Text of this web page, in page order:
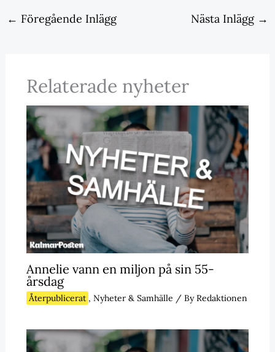
← Föregående Inlägg Nästa Inlägg →
Relaterade nyheter
Annelie vann en miljon på sin 55-
årsdag
Återpublicerat , Nyheter & Samhälle / ByRedaktionen